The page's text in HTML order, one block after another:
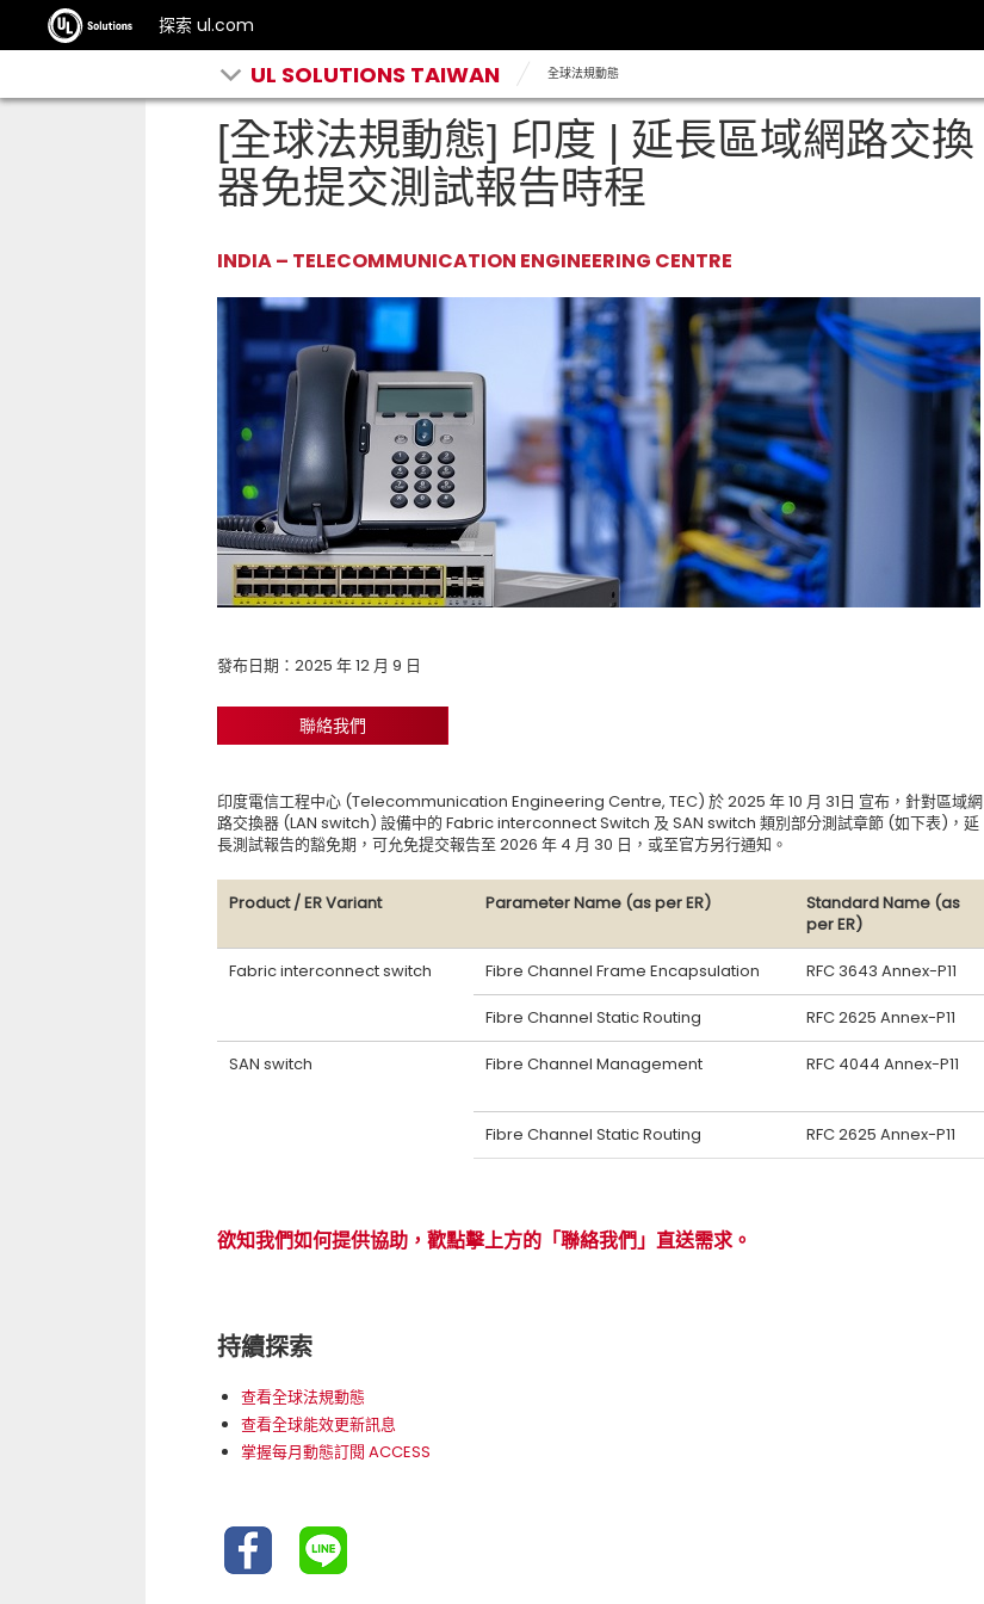
探索 ul.com
UL SOLUTIONS TAIWAN 全球法規動態
[全球法規動態] 印度 | 延長區域網路交換
器免提交測試報告時程
INDIA – TELECOMMUNICATION ENGINEERING CENTRE
發布日期：2025 年 12 月 9 日
聯絡我們
印度電信工程中心 (Telecommunication Engineering Centre, TEC) 於 2025 年 10 月 31日 宣布，針對區域網
路交換器 (LAN switch) 設備中的 Fabric interconnect Switch 及 SAN switch 類別部分測試章節 (如下表)，延
長測試報告的豁免期，可允免提交報告至 2026 年 4 月 30 日，或至官方另行通知。
Product / ER Variant Parameter Name (as per ER)
Standard Name (as
per ER)
Fabric interconnect switch Fibre Channel Frame Encapsulation RFC 3643 Annex-P11
Fibre Channel Static Routing RFC 2625 Annex-P11
SAN switch Fibre Channel Management RFC 4044 Annex-P11
Fibre Channel Static Routing RFC 2625 Annex-P11
欲知我們如何提供協助，歡點擊上方的「聯絡我們」直送需求。
持續探索
查看全球法規動態
查看全球能效更新訊息
掌握每月動態訂閱 ACCESS